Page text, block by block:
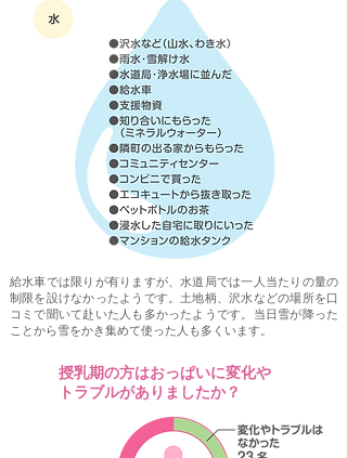
給水車では限りが有りますが、水道局では一人当たりの量の
制限を設けなかったようです。土地柄、沢水などの場所を口
コミで聞いて赴いた人も多かったようです。当日雪が降った
ことから雪をかき集めて使った人も多くいます。
授乳期の方はおっぱいに変化や
トラブルがありましたか？